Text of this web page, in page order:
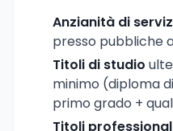
Anzianità di
presso pubbliche
Titoli di studio
minimo (diploma
primo grado +
Titoli